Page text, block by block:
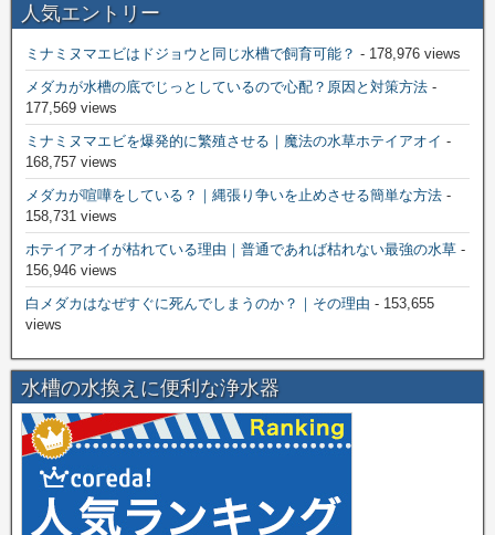
人気エントリー
ミナミヌマエビはドジョウと同じ水槽で飼育可能？ - 178,976 views
メダカが水槽の底でじっとしているので心配？原因と対策方法 -
177,569 views
ミナミヌマエビを爆発的に繁殖させる｜魔法の水草ホテイアオイ -
168,757 views
メダカが喧嘩をしている？｜縄張り争いを止めさせる簡単な方法 -
158,731 views
ホテイアオイが枯れている理由｜普通であれば枯れない最強の水草 -
156,946 views
白メダカはなぜすぐに死んでしまうのか？｜その理由 - 153,655
views
水槽の水換えに便利な浄水器